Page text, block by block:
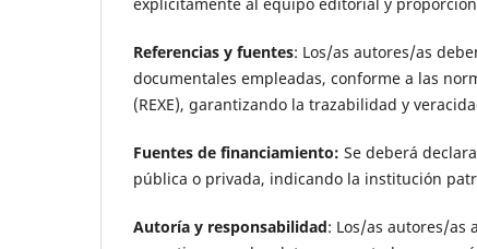
Referencias y fuentes: Los/as autores/as
documentales empleadas, conforme a las
(REXE), garantizando la trazabilidad y
Fuentes de financiamiento: Se deberá
pública o privada, indicando la institución
Autoría y responsabilidad: Los/as autores/as